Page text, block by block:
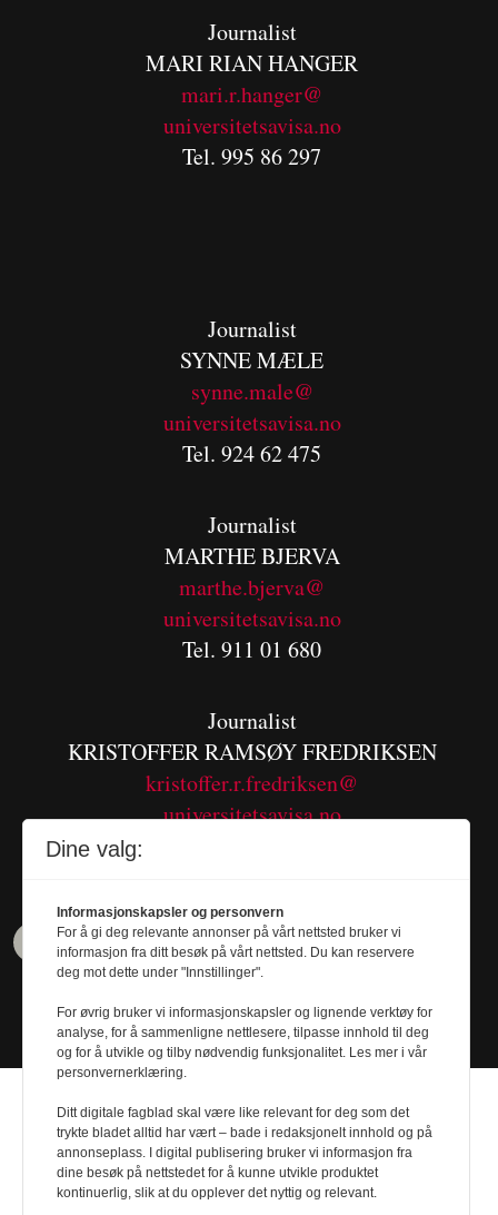
Journalist
MARI RIAN HANGER
mari.r.hanger@
universitetsavisa.no
Tel. 995 86 297
Journalist
SYNNE MÆLE
synne.male@
universitetsavisa.no
Tel. 924 62 475
Journalist
MARTHE BJERVA
marthe.bjerva@
universitetsavisa.no
Tel. 911 01 680
Journalist
KRISTOFFER RAMSØY FREDRIKSEN
kristoffer.r.fredriksen@
universitetsavisa.no
Design byNordström Design- Powered by
Dine valg:
Informasjonskapsler og personvern
For å gi deg relevante annonser på vårt nettsted bruker vi
informasjon fra ditt besøk på vårt nettsted. Du kan reservere
deg mot dette under "Innstillinger".
For øvrig bruker vi informasjonskapsler og lignende verktøy for
analyse, for å sammenligne nettlesere, tilpasse innhold til deg
og for å utvikle og tilby nødvendig funksjonalitet. Les mer i vår
personvernerklæring.
Ditt digitale fagblad skal være like relevant for deg som det
trykte bladet alltid har vært – bade i redaksjonelt innhold og på
annonseplass. I digital publisering bruker vi informasjon fra
dine besøk på nettstedet for å kunne utvikle produktet
kontinuerlig, slik at du opplever det nyttig og relevant.